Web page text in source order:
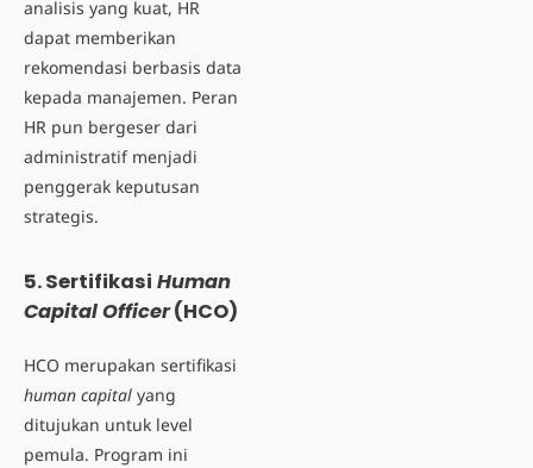
analisis yang kuat, HR
dapat memberikan
rekomendasi berbasis data
kepada manajemen. Peran
HR pun bergeser dari
administratif menjadi
penggerak keputusan
strategis.
5. Sertifikasi Human
Capital Officer(HCO)
HCO merupakan sertifikasi
human capital yang
ditujukan untuk level
pemula. Program ini